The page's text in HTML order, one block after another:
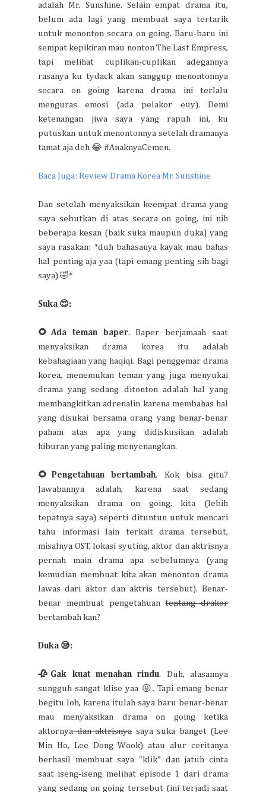
adalah Mr. Sunshine. Selain empat drama itu,
belum ada lagi yang membuat saya tertarik
untuk menonton secara on going. Baru-baru ini
sempat kepikiran mau nonton The Last Empress,
tapi melihat cuplikan-cuplikan adegannya
rasanya ku tydack akan sanggup menontonnya
secara on going karena drama ini terlalu
menguras emosi (ada pelakor euy). Demi
ketenangan jiwa saya yang rapuh ini, ku
putuskan untuk menontonnya setelah dramanya
tamat aja deh 😂 #AnaknyaCemen.
Baca Juga: Review Drama Korea Mr. Sunshine
Dan setelah menyaksikan keempat drama yang
saya sebutkan di atas secara on going, ini nih
beberapa kesan (baik suka maupun duka) yang
saya rasakan: *duh bahasanya kayak mau bahas
hal penting aja yaa (tapi emang penting sih bagi
saya) 🤣*
Suka 😍:
🌻Ada teman baper. Baper berjamaah saat
menyaksikan drama korea itu adalah
kebahagiaan yang haqiqi. Bagi penggemar drama
korea, menemukan teman yang juga menyukai
drama yang sedang ditonton adalah hal yang
membangkitkan adrenalin karena membahas hal
yang disukai bersama orang yang benar-benar
paham atas apa yang didiskusikan adalah
hiburan yang paling menyenangkan.
🌻Pengetahuan bertambah. Kok bisa gitu?
Jawabannya adalah, karena saat sedang
menyaksikan drama on going, kita (lebih
tepatnya saya) seperti dituntun untuk mencari
tahu informasi lain terkait drama tersebut,
misalnya OST, lokasi syuting, aktor dan aktrisnya
pernah main drama apa sebelumnya (yang
kemudian membuat kita akan menonton drama
lawas dari aktor dan aktris tersebut). Benar-
benar membuat pengetahuantentang drakor
bertambah kan?
Duka 😪:
🥀Gak kuat menahan rindu. Duh, alasannya
sungguh sangat klise yaa 😝. Tapi emang benar
begitu loh, karena itulah saya baru benar-benar
mau menyaksikan drama on going ketika
aktornyadan aktrisnya saya suka banget (Lee
Min Ho, Lee Dong Wook) atau alur ceritanya
berhasil membuat saya "klik" dan jatuh cinta
saat iseng-iseng melihat episode 1 dari drama
yang sedang on going tersebut (ini terjadi saat